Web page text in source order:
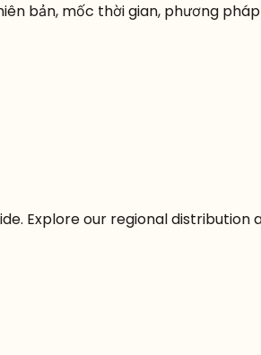
bản, mốc thời gian, phương
Explore our regional distribution